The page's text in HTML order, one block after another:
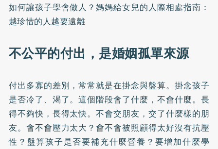
如何讓孩子學會做人？媽媽給女兒的人際相處指南：
越珍惜的人越要遠離
不公平的付出，是婚姻孤單來源
付出多寡的差別，常常就是在掛念與盤算。掛念孩子
是否冷了、渴了。這個階段會了什麼，不會什麼。長
得不夠快，長得太快。不會交朋友，交了什麼樣的朋
友。會不會壓力太大？會不會被照顧得太好沒有抗壓
性？盤算孩子是否要補充什麼營養？要增加什麼學